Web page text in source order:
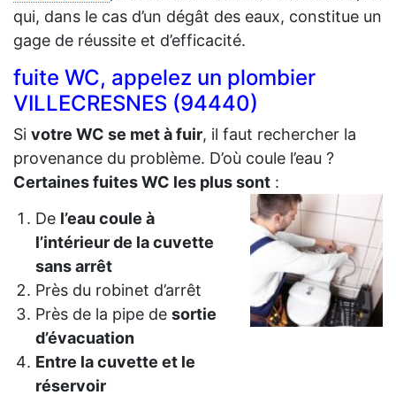
qui, dans le cas d’un dégât des eaux, constitue un
gage de réussite et d’efficacité.
fuite WC, appelez un plombier
VILLECRESNES (94440)
Si votre WC se met à fuir, il faut rechercher la
provenance du problème. D’où coule l’eau ?
Certaines fuites WC les plus sont :
De l’eau coule à
l’intérieur de la cuvette
sans arrêt
Près du robinet d’arrêt
Près de la pipe de sortie
d’évacuation
Entre la cuvette et le
réservoir